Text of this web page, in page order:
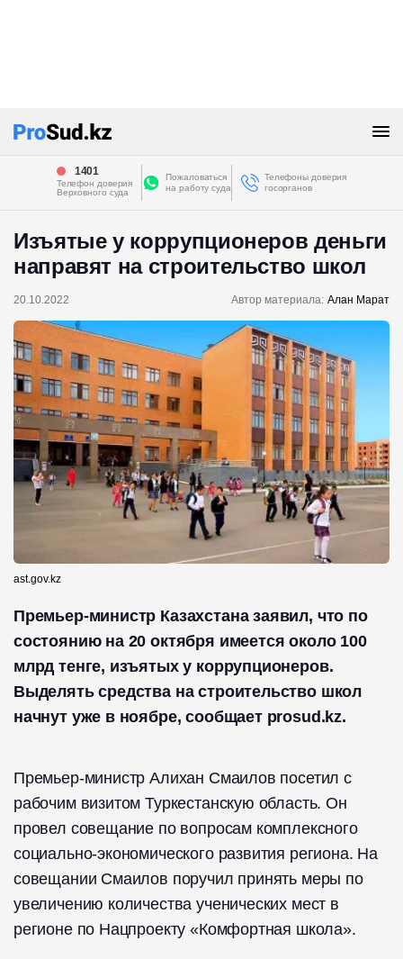
1401
Телефон доверия
Верховного суда
Пожаловаться
на работу суда
Телефоны доверия
госорганов
Изъятые у коррупционеров деньги
направят на строительство школ
20.10.2022 Автор материала: Алан Марат
ast.gov.kz
Премьер-министр Казахстана заявил, что по
состоянию на 20 октября имеется около 100
млрд тенге, изъятых у коррупционеров.
Выделять средства на строительство школ
начнут уже в ноябре, сообщает prosud.kz.
Премьер-министр Алихан Смаилов посетил с
рабочим визитом Туркестанскую область. Он
провел совещание по вопросам комплексного
социально-экономического развития региона. На
совещании Смаилов поручил принять меры по
увеличению количества ученических мест в
регионе по Нацпроекту «Комфортная школа».